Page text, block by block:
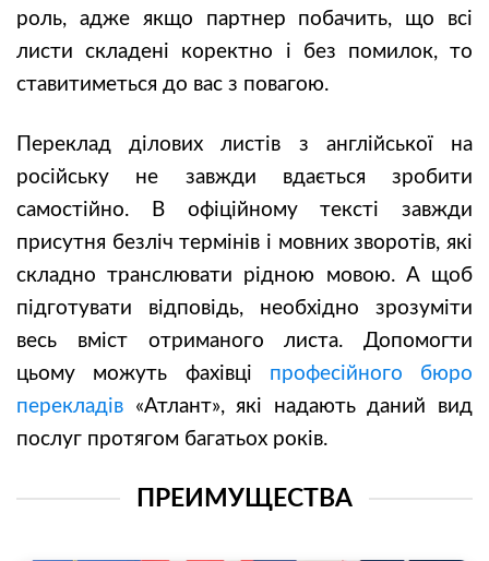
роль, адже якщо партнер побачить, що всі
листи складені коректно і без помилок, то
ставитиметься до вас з повагою.
Переклад ділових листів з англійської на
російську не завжди вдається зробити
самостійно. В офіційному тексті завжди
присутня безліч термінів і мовних зворотів, які
складно транслювати рідною мовою. А щоб
підготувати відповідь, необхідно зрозуміти
весь вміст отриманого листа. Допомогти
цьому можуть фахівці професійного бюро
перекладів «Атлант», які надають даний вид
послуг протягом багатьох років.
ПРЕИМУЩЕСТВА